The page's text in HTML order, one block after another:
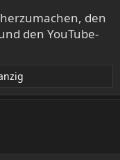
den
den YouTube-